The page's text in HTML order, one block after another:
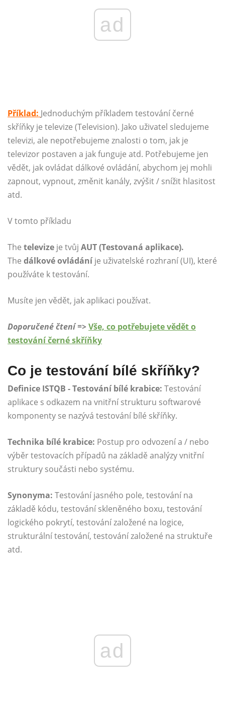
ad
Příklad: Jednoduchým příkladem testování černé
skříňky je televize (Television). Jako uživatel sledujeme
televizi, ale nepotřebujeme znalosti o tom, jak je
televizor postaven a jak funguje atd. Potřebujeme jen
vědět, jak ovládat dálkové ovládání, abychom jej mohli
zapnout, vypnout, změnit kanály, zvýšit / snížit hlasitost
atd.
V tomto příkladu
The televize je tvůj AUT (Testovaná aplikace).
The dálkové ovládáníje uživatelské rozhraní (UI), které
používáte k testování.
Musíte jen vědět, jak aplikaci používat.
Doporučené čtení =>Vše, co potřebujete vědět o
testování černé skříňky
Co je testování bílé skříňky?
Definice ISTQB -Testování bílé krabice: Testování
aplikace s odkazem na vnitřní strukturu softwarové
komponenty se nazývá testování bílé skříňky.
Technika bílé krabice: Postup pro odvození a / nebo
výběr testovacích případů na základě analýzy vnitřní
struktury součásti nebo systému.
Synonyma: Testování jasného pole, testování na
základě kódu, testování skleněného boxu, testování
logického pokrytí, testování založené na logice,
strukturální testování, testování založené na struktuře
atd.
ad